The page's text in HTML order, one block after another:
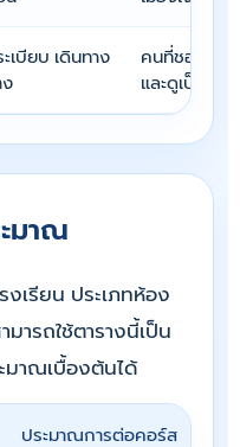
เบียบ เดินทาง
ง
คนที่ชอบเมือ
และดูเป็นนาน
มาณ
งเรียน ประเภทห้อง
ารถใช้ตารางนี้เป็น
มาณเบื้องต้นได้
ประมาณการต่อคอร์ส